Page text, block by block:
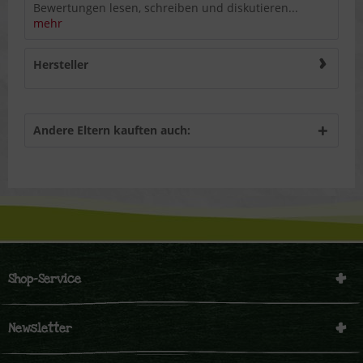
Bewertungen lesen, schreiben und diskutieren...
mehr
Hersteller
Andere Eltern kauften auch:
Shop-Service
Newsletter